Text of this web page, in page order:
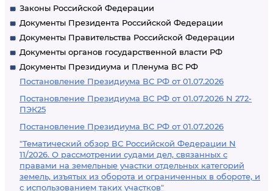
Законы Российской Федерации
Документы Президента Российской Федерации
Документы Правительства Российской Федерации
Документы органов государственной власти РФ
Документы Президиума и Пленума ВС РФ
Постановление Президиума ВС РФ от 01.07.2026
Постановление Президиума ВС РФ от 01.07.2026 N 272-
ПЭК25
Постановление Президиума ВС РФ от 01.07.2026
"Тематический обзор ВС Российской Федерации N
11/2026. О рассмотрении судами дел, связанных с
правами на земельные участки отдельных категорий
земель, изъятых из оборота и ограниченных в обороте, и
с использованием таких участков"